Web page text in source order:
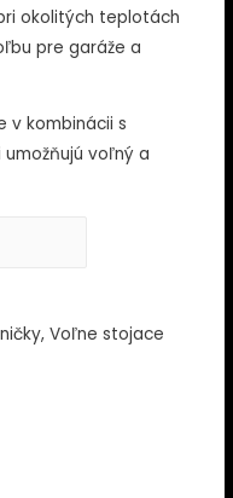
okolitých teplotách
pre garáže a
v kombinácii s
voľný a
, Voľne stojace